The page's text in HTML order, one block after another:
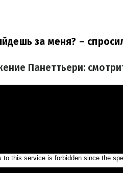
за меня? –
Панеттьери: